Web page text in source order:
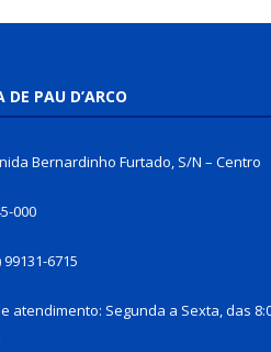
DE PAU D’ARCO
Bernardinho Furtado, S/N – Centro
000
99131-6715
atendimento: Segunda a Sexta, das